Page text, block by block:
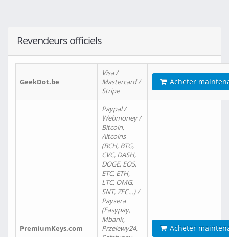
Revendeurs officiels
GeekDot.be
Visa /
Mastercard /
Stripe
Acheter
PremiumKeys.com
Paypal /
Webmoney /
Bitcoin,
Altcoins
(BCH, BTG,
CVC, DASH,
DOGE, EOS,
ETC, ETH,
LTC, OMG,
SNT, ZEC…) /
Paysera
(Easypay,
Mbank,
Przelewy24,
Acheter